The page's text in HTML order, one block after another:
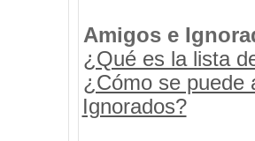
Amigos e
¿Qué es la lista
¿Cómo se puede
Ignorados?